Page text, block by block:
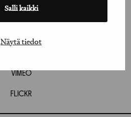
Salli kaikki
Näytä tiedot
INSTAGRAM
VIMEO
FLICKR